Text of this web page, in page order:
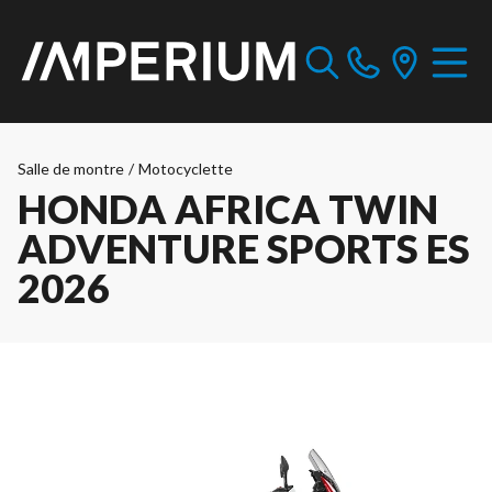
Salle de montre / Motocyclette
HONDA AFRICA TWIN
ADVENTURE SPORTS ES
2026